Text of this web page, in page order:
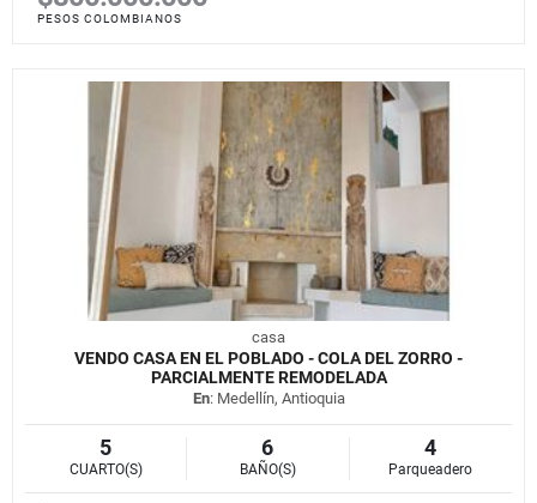
PESOS COLOMBIANOS
casa
VENDO CASA EN EL POBLADO - COLA DEL ZORRO -
PARCIALMENTE REMODELADA
En: Medellín, Antioquia
5
CUARTO(S)
6
BAÑO(S)
4
Parqueadero